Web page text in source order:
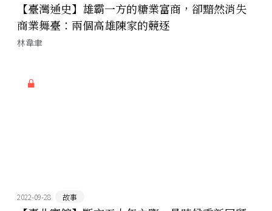
【臺灣通史】雄霸一方的糖業富商，卻黯然消失
商業舞臺：兩個高雄陳家的競逐
林韋聿
2022-09-28 故事